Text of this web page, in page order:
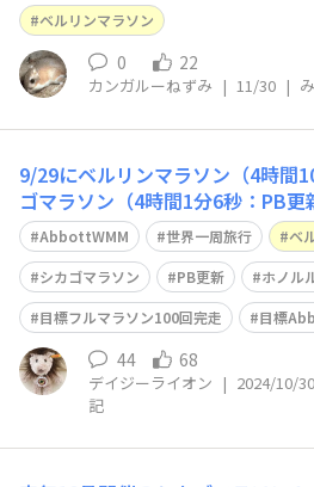
ベルリンマラソン
0 22
カンガルーねずみ | 11/30 |
9/29にベルリンマラソン（4時間
ゴマラソン（4時間1分6秒：PB
世界一周ひとり旅から帰国しました！ 今年2月に
骨折して走れなくなり8月完治後
がらなくなってしまいリハビリ真
た。 「完走だけは絶
AbbottWMM 世界一周旅行
ベ
シカゴマラソン
PB更新
ホノル
目標フルマラソン100回完走
目標
44 68
デイジーライオン | 2024/10/30
記